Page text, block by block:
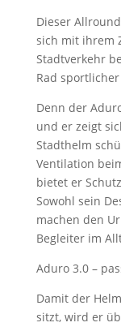
Dieser
sich mit ihrem
Stadtverkehr
Rad
Denn der
und er zeigt
Stadthelm
Ventilation
bietet er
Sowohl sein
machen den
Begleiter im
Aduro 3.0 –
Damit der
sitzt, wird er